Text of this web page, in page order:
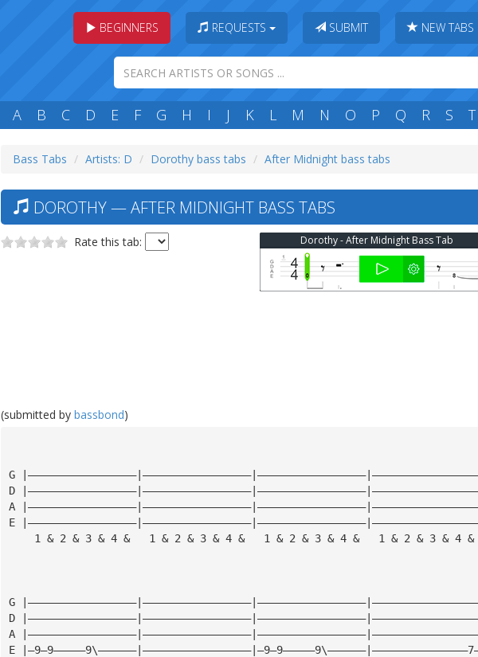
BEGINNERS REQUESTS SUBMIT NEW TABS
A B C D E F G H I J K L M N O P Q R S T
Bass Tabs Artists: D Dorothy bass tabs After Midnight bass tabs
DOROTHY — AFTER MIDNIGHT BASS TABS
Rate this tab: Dorothy - After Midnight Bass Tab
(submitted by bassbond)
G
D
A
E
    1 & 2 & 3 & 4 &   1 & 2 & 3 & 4 &   1 & 2 & 3 & 4 &   1 & 2 & 3 & 4 &
G
D
A
E